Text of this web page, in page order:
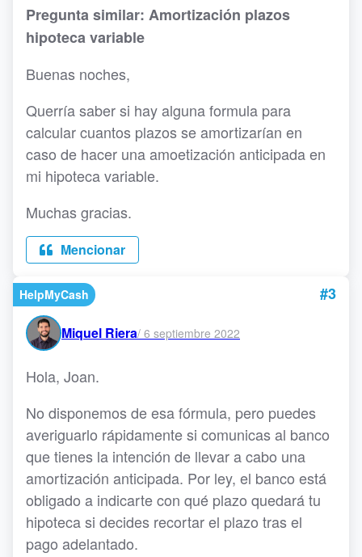
Pregunta similar: Amortización plazos
hipoteca variable
Buenas noches,
Querría saber si hay alguna formula para
calcular cuantos plazos se amortizarían en
caso de hacer una amoetización anticipada en
mi hipoteca variable.
Muchas gracias.
Mencionar
HelpMyCash #3
Miquel Riera/ 6 septiembre 2022
Hola, Joan.
No disponemos de esa fórmula, pero puedes
averiguarlo rápidamente si comunicas al banco
que tienes la intención de llevar a cabo una
amortización anticipada. Por ley, el banco está
obligado a indicarte con qué plazo quedará tu
hipoteca si decides recortar el plazo tras el
pago adelantado.